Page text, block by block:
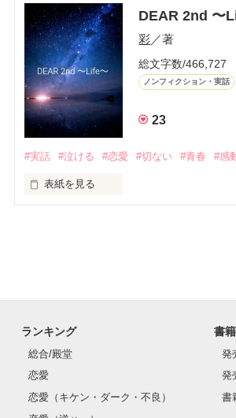
素直になれず、未だに片想い中
×
溝端 魁
(ﾐｿﾞﾊﾞﾀ ｶｲ)
桜綾のクラスの女の子に片想い中
☆.｡.:*･ﾟ☆.｡.:*･ﾟ☆.｡.:*･ﾟ☆
アナタのそばにいることも
もう、できなくなったんだ
貴女の子宮は元気ですか？
貴女の心は元気ですか？
ハロー、ハロー、応答願います
・
※女性の病気＆ＤＶについて真剣に書い
方はスルーの方向でお願い致しますね
DEAR 2nd 〜
彩／著
総文字数/466,727
ノンフィクション・実話
23
#実話 #泣ける #恋愛 #切ない #青春 #感
表紙を見る
ねぇ教えて
何が真実で
ランキング
総合/殿堂
恋愛
恋愛（キケン・ダーク・不良）
書
発
発
書